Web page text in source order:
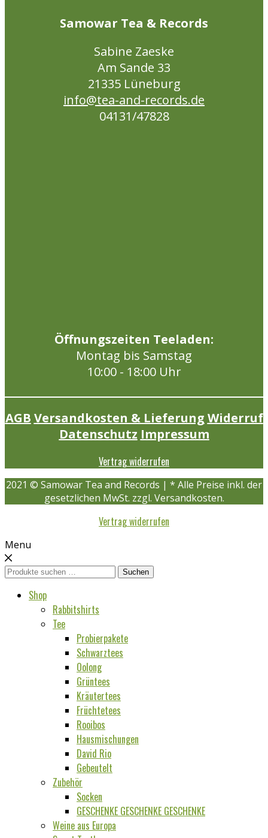
Samowar Tea & Records
Sabine Zaeske
Am Sande 33
21335 Lüneburg
info@tea-and-records.de
04131/47828
Öffnungszeiten Teeladen:
Montag bis Samstag
10:00 - 18:00 Uhr
AGB Versandkosten & Lieferung Widerruf
Datenschutz Impressum
Vertrag widerrufen
2021 © Samowar Tea and Records | * Alle Preise inkl. der
gesetzlichen MwSt. zzgl. Versandkosten.
Vertrag widerrufen
Menu
Suchen
Suchen
Shop
Rabbitshirts
Tee
Probierpakete
Schwarztees
Oolong
Grüntees
Kräutertees
Früchtetees
Rooibos
Hausmischungen
David Rio
Gebeutelt
Zubehör
Socken
GESCHENKE GESCHENKE GESCHENKE
Weine aus Europa